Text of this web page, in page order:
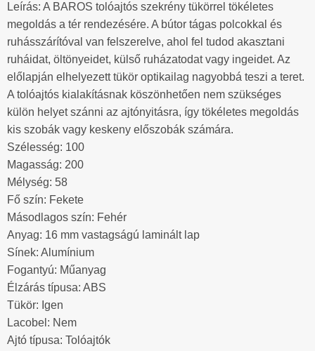
Leírás: A BAROS tolóajtós szekrény tükörrel tökéletes
megoldás a tér rendezésére. A bútor tágas polcokkal és
ruhásszárítóval van felszerelve, ahol fel tudod akasztani
ruháidat, öltönyeidet, külső ruházatodat vagy ingeidet. Az
előlapján elhelyezett tükör optikailag nagyobbá teszi a teret.
A tolóajtós kialakításnak köszönhetően nem szükséges
külön helyet szánni az ajtónyitásra, így tökéletes megoldás
kis szobák vagy keskeny előszobák számára.
Szélesség: 100
Magasság: 200
Mélység: 58
Fő szín: Fekete
Másodlagos szín: Fehér
Anyag: 16 mm vastagságú laminált lap
Sínek: Alumínium
Fogantyú: Műanyag
Élzárás típusa: ABS
Tükör: Igen
Lacobel: Nem
Ajtó típusa: Tolóajtók